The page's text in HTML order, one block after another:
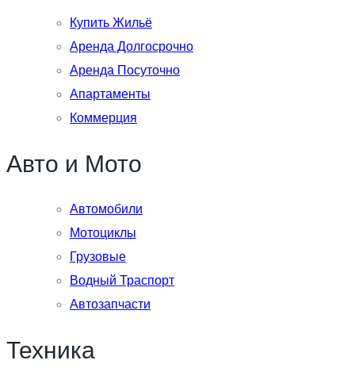
Купить Жильё
Аренда Долгосрочно
Аренда Посуточно
Апартаменты
Коммерция
Авто и Мото
Автомобили
Мотоциклы
Грузовые
Водный Траспорт
Автозапчасти
Техника